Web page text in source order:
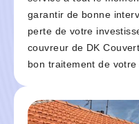
garantir de bonne
perte de votre
couvreur de DK
bon traitement de votre